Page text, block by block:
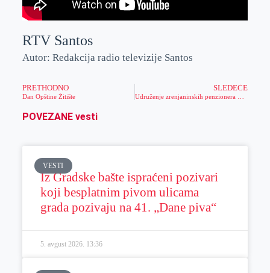
RTV Santos
Autor: Redakcija radio televizije Santos
PRETHODNO
Dan Opštine Žitište
SLEDEĆE
POVEZANE vesti
VESTI
Iz Gradske bašte ispraćeni pozivari
koji besplatnim pivom ulicama
grada pozivaju na 41. „Dane piva“
5. avgust 2026. 13:36